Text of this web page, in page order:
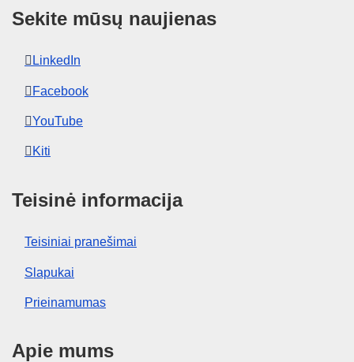
Sekite mūsų naujienas
LinkedIn
Facebook
YouTube
Kiti
Teisinė informacija
Teisiniai pranešimai
Slapukai
Prieinamumas
Apie mums